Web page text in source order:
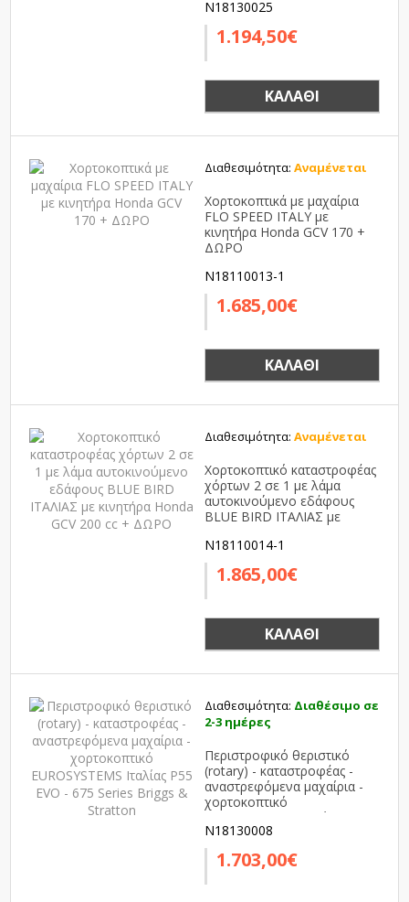
N18130025
1.194,50€
ΚΑΛΆΘΙ
Διαθεσιμότητα: Αναμένεται
Χορτοκοπτικά με μαχαίρια
FLO SPEED ITALY με
κινητήρα Honda GCV 170 +
ΔΩΡΟ
N18110013-1
1.685,00€
ΚΑΛΆΘΙ
Διαθεσιμότητα: Αναμένεται
Χορτοκοπτικό καταστροφέας
χόρτων 2 σε 1 με λάμα
αυτοκινούμενο εδάφους
BLUE BIRD ΙΤΑΛΙΑΣ με
+ ΔΩΡΟ
N18110014-1
1.865,00€
ΚΑΛΆΘΙ
Διαθεσιμότητα: Διαθέσιμο σε
2-3 ημέρες
Περιστροφικό θεριστικό
(rotary) - καταστροφέας -
αναστρεφόμενα μαχαίρια -
χορτοκοπτικό
EUROSYSTEMS Ιταλίας P55
EVO - 675 Series Briggs &
Stratton
N18130008
1.703,00€